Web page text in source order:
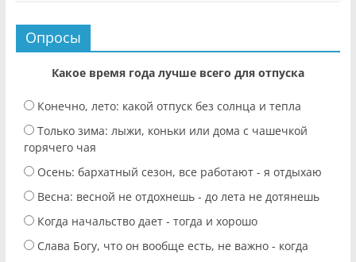
Опросы
Какое время года лучше всего для отпуска
Конечно, лето: какой отпуск без солнца и тепла
Только зима: лыжи, коньки или дома с чашечкой
горячего чая
Осень: бархатный сезон, все работают - я отдыхаю
Весна: весной не отдохнешь - до лета не дотянешь
Когда начальство дает - тогда и хорошо
Слава Богу, что он вообще есть, не важно - когда